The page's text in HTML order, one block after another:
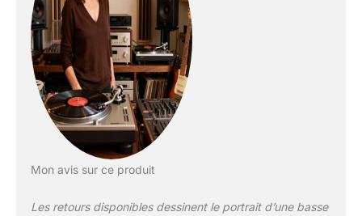
Mon avis sur ce produit
Les retours disponibles dessinent le portrait d’une basse